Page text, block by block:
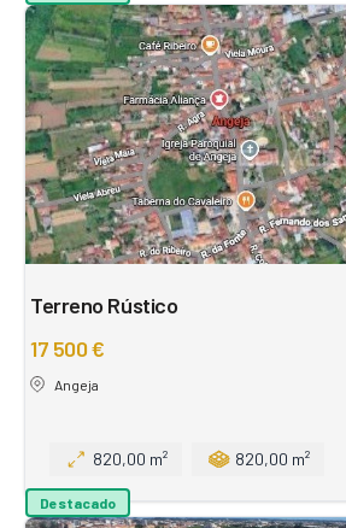
Terreno Rústico
17 500 €
Angeja
820,00 m² 820,00 m²
Destacado